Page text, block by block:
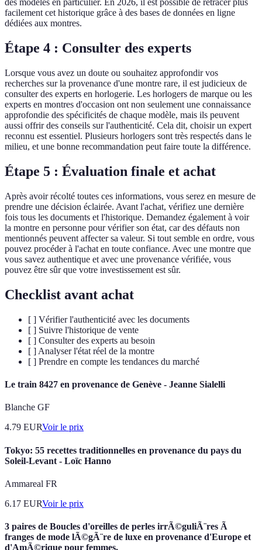
des modèles en particulier. En 2026, il est possible de retracer plus
facilement cet historique grâce à des bases de données en ligne
dédiées aux montres.
Étape 4 : Consulter des experts
Lorsque vous avez un doute ou souhaitez approfondir vos
recherches sur la provenance d'une montre rare, il est judicieux de
consulter des experts en horlogerie. Les horlogers de marque ou les
experts en montres d'occasion ont non seulement une connaissance
approfondie des spécificités de chaque modèle, mais ils peuvent
aussi offrir des conseils sur l'authenticité. Cela dit, choisir un expert
reconnu est essentiel. Plusieurs horlogers sont très respectés dans le
milieu, et une bonne recommandation peut faire toute la différence.
Étape 5 : Évaluation finale et achat
Après avoir récolté toutes ces informations, vous serez en mesure de
prendre une décision éclairée. Avant l'achat, vérifiez une dernière
fois tous les documents et l'historique. Demandez également à voir
la montre en personne pour vérifier son état, car des défauts non
mentionnés peuvent affecter sa valeur. Si tout semble en ordre, vous
pouvez procéder à l'achat en toute confiance. Avec une montre que
vous savez authentique et avec une provenance vérifiée, vous
pouvez être sûr que votre investissement est sûr.
Checklist avant achat
[ ] Vérifier l'authenticité avec les documents
[ ] Suivre l'historique de vente
[ ] Consulter des experts au besoin
[ ] Analyser l'état réel de la montre
[ ] Prendre en compte les tendances du marché
Le train 8427 en provenance de Genève - Jeanne Sialelli
Blanche GF
4.79 EURVoir le prix
Tokyo: 55 recettes traditionnelles en provenance du pays du
Soleil-Levant - Loïc Hanno
Ammareal FR
6.17 EURVoir le prix
3 paires de Boucles d'oreilles de perles irrÃ©guliÃ¨res Ã
franges de mode lÃ©gÃ¨re de luxe en provenance d'Europe et
d'AmÃ©rique pour femmes,